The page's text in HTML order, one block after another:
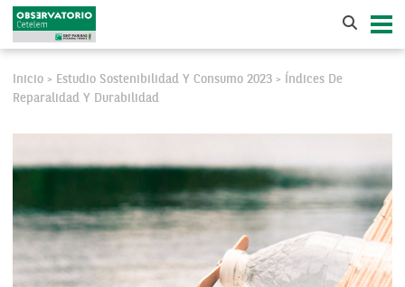
Inicio > Estudio Sostenibilidad Y Consumo 2023 >
Índices De
Reparalidad Y Durabilidad